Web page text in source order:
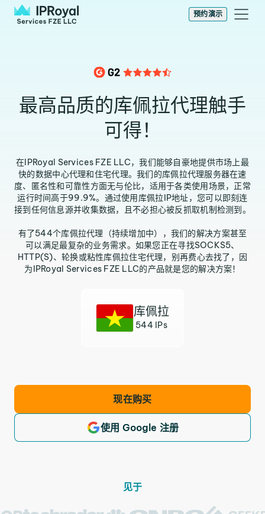
预约演示
最高品质的库佩拉代理触手
可得！
在IPRoyal Services FZE LLC，我们能够自豪地提供市场上最
快的数据中心代理和住宅代理。我们的库佩拉代理服务器在速
度、匿名性和可靠性方面无与伦比，适用于各类使用场景，正常
运行时间高于99.9%。通过使用库佩拉IP地址，您可以即刻连
接到任何信息源并收集数据，且不必担心被反抓取机制检测到。
有了544个库佩拉代理（持续增加中），我们的解决方案甚至
可以满足最复杂的业务需求。如果您正在寻找SOCKS5、
HTTP(S)、轮换或粘性库佩拉住宅代理，别再费心去找了，因
为IPRoyal Services FZE LLC的产品就是您的解决方案！
库佩拉
544 IPs
现在购买
使用 Google 注册
见于